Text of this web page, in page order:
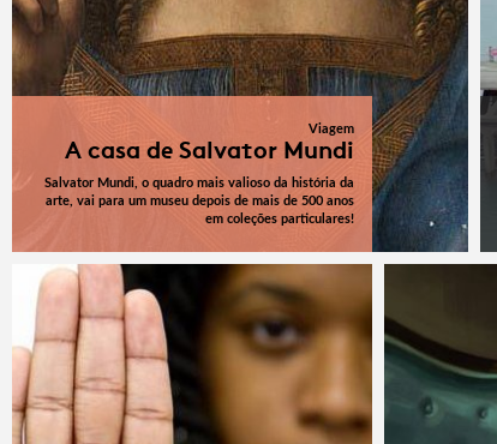
Viagem
A casa de Salvator Mundi
Salvator Mundi, o quadro mais valioso da história da
arte, vai para um museu depois de mais de 500 anos
em coleções particulares!